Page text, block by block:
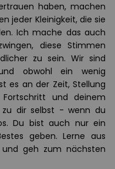
haben, machen
jeder Kleinigkeit, die sie
Ich mache das auch
diese Stimmen
zu sein. Wir sind
obwohl ein wenig
es an der Zeit, Stellung
und deinem
dir selbst - wenn du
Du bist auch nur ein
geben. Lerne aus
und geh zum nächsten